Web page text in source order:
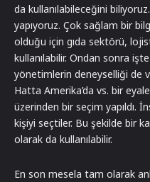
da kullanılabileceğini
yapıyoruz. Çok sağlam bir
olduğu için gıda sektörü,
kullanılabilir. Ondan sonra
yönetimlerin deneyselliği de
Hatta Amerika’da vs. bir
üzerinden bir seçim yapıldı.
kişiyi seçtiler. Bu şekilde bir
olarak da kullanılabilir.
En son mesela tam olarak